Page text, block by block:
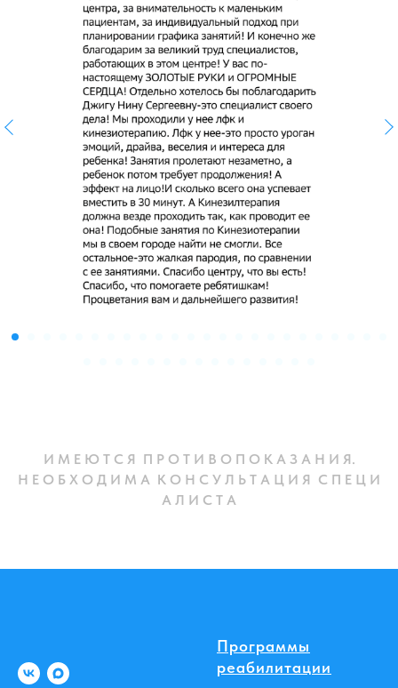
И М Е Ю Т С Я П Р О Т И В О П О К А З А Н И Я.
Н Е О Б Х О Д И М А К О Н С У Л Ь Т А Ц И Я С П Е Ц И
А Л И С Т А
Программы
реабилитации